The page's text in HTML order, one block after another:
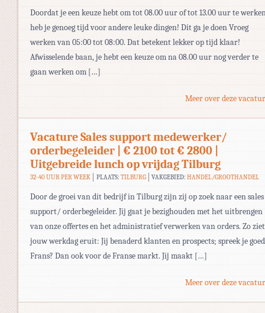
Doordat je een keuze hebt om tot 08.00 uur of tot 13.00 uur te
heb je genoeg tijd voor andere leuke dingen! Dit ga je doen Vroeg
werken van 05:00 tot 08:00. Dat betekent lekker op tijd klaar!
Afwisselende baan, je hebt een keuze om na 08.00 uur nog verder te
gaan werken om […]
Meer over deze
Vacature Sales support medewerker/
orderbegeleider | € 2100 tot € 2800 |
Uitgebreide lunch op vrijdag Tilburg
32-40 UUR PER WEEK PLAATS: TILBURG VAKGEBIED:HANDEL/GROOTHANDEL
Door de groei van dit bedrijf in Tilburg zijn zij op zoek naar een sales
support/ orderbegeleider. Jij gaat je bezighouden met het uitbrengen
van onze offertes en het administratief verwerken van orders. Zo ziet
jouw werkdag eruit: Jij benaderd klanten en prospects; spreek je goed
Frans? Dan ook voor de Franse markt. Jij maakt […]
Meer over deze